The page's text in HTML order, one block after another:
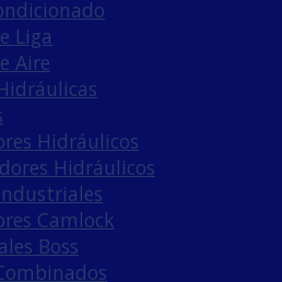
Liga
Aire
Hidráulicos
Hidráulicos
Camlock
Boss